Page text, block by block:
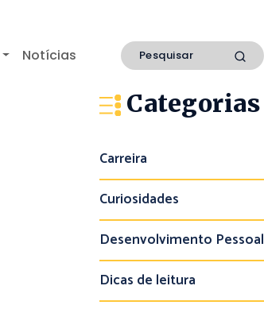
Notícias
Categorias
Carreira
Curiosidades
Desenvolvimento Pessoal
Dicas de leitura